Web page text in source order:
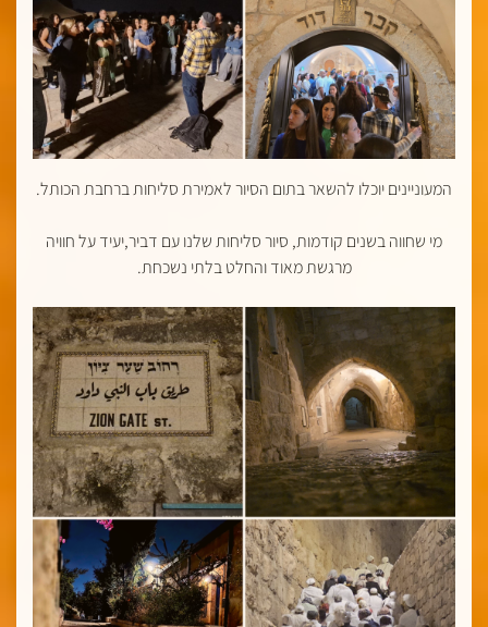
המעוניינים יוכלו להשאר בתום הסיור לאמירת סליחות ברחבת הכותל.
מי שחווה בשנים קודמות, סיור סליחות שלנו עם דביר,יעיד על חוויה
מרגשת מאוד והחלט בלתי נשכחת.